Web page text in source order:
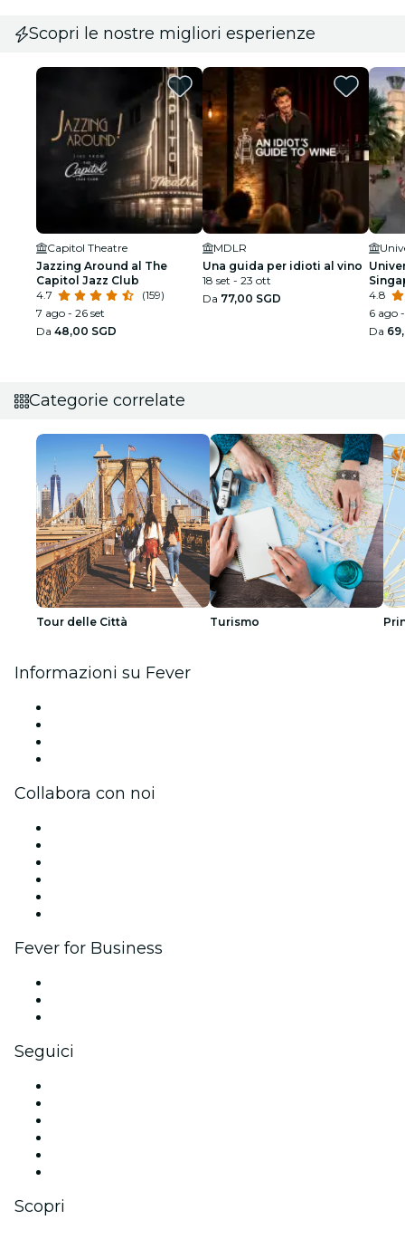
Scopri le nostre migliori esperienze
Capitol Theatre
Jazzing Around al The
Capitol Jazz Club
4.7
(159)
7 ago - 26 set
Da 48,00 SGD
MDLR
Una guida per idioti al vino
18 set - 23 ott
Da 77,00 SGD
4.8
6 ago
Da
Categorie correlate
Tour delle Città Turismo
Informazioni su Fever
Collabora con noi
Fever for Business
Seguici
Scopri